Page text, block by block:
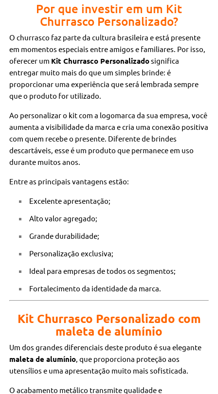
Por que investir em um Kit
Churrasco Personalizado?
O churrasco faz parte da cultura brasileira e está presente
em momentos especiais entre amigos e familiares. Por isso,
oferecer um Kit Churrasco Personalizadosignifica
entregar muito mais do que um simples brinde: é
proporcionar uma experiência que será lembrada sempre
que o produto for utilizado.
Ao personalizar o kit com a logomarca da sua empresa, você
aumenta a visibilidade da marca e cria uma conexão positiva
com quem recebe o presente. Diferente de brindes
descartáveis, esse é um produto que permanece em uso
durante muitos anos.
Entre as principais vantagens estão:
Excelente apresentação;
Alto valor agregado;
Grande durabilidade;
Personalização exclusiva;
Ideal para empresas de todos os segmentos;
Fortalecimento da identidade da marca.
Kit Churrasco Personalizado com
maleta de alumínio
Um dos grandes diferenciais deste produto é sua elegante
maleta de alumínio, que proporciona proteção aos
utensílios e uma apresentação muito mais sofisticada.
O acabamento metálico transmite qualidade e